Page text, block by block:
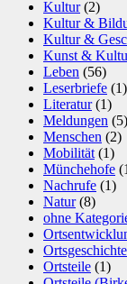
Kultur(2)
Kultur &
Kultur &
Kunst &
Leben (56)
Leserbriefe (1)
Literatur(1)
Meldungen (5)
Menschen (2)
Mobilität(1)
Münchehofe
Nachrufe (1)
Natur(8)
ohne
Ortsgeschichte
Ortsteile (1)